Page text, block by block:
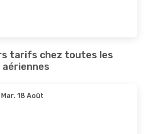
tarifs chez toutes les
aériennes
18 Août